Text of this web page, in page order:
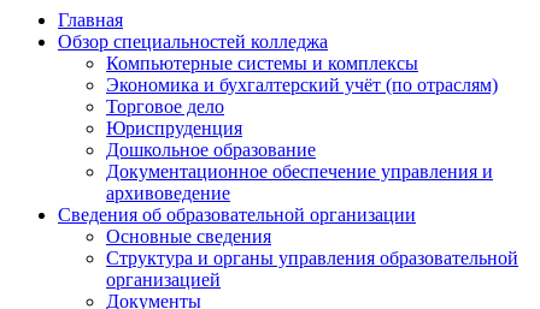
Главная
Обзор специальностей колледжа
Компьютерные системы и комплексы
Экономика и бухгалтерский учёт (по отраслям)
Торговое дело
Юриспруденция
Дошкольное образование
Документационное обеспечение управления и
архивоведение
Сведения об образовательной организации
Основные сведения
Структура и органы управления образовательной
организацией
Документы